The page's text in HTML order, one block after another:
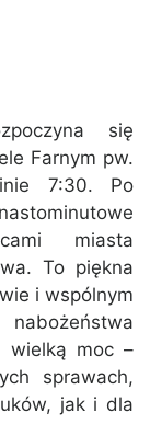
się
Farnym pw.
7:30. Po
miasta
To piękna
i wspólnym
wielką moc –
sprawach,
jak i dla